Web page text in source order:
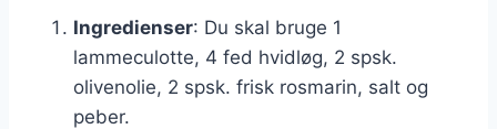
Ingredienser: Du skal bruge 1
lammeculotte, 4 fed hvidløg, 2 spsk.
olivenolie, 2 spsk. frisk rosmarin, salt og
peber.